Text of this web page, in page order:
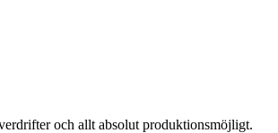
och allt absolut produktionsmöjligt.